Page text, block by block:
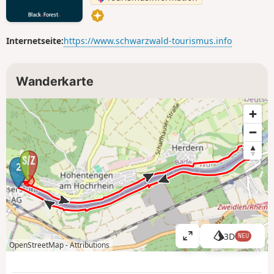
Internetseite:https://www.schwarzwald-tourismus.info
Wanderkarte
1
2
OpenStreetMap -Attributions
K
a
3D NEU